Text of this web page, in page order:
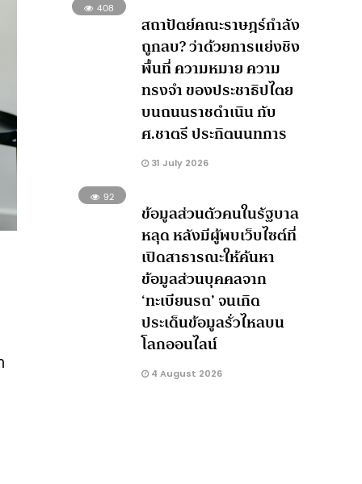
408
สถาปัตย์คณะราษฎร์กำลัง
ถูกลบ? ว่าด้วยการแย่งชิง
พื้นที่ ความหมาย ความ
ทรงจำ ของประชาธิปไตย
บนถนนราชดำเนิน กับ
ศ.ชาตรี ประกิตนนทการ
31 July 2026
92
ข้อมูลส่วนตัวคนในรัฐบาล
หลุด หลังมีผู้พบเว็บไซต์ที่
เปิดสาธารณะให้ค้นหา
ข้อมูลส่วนบุคคลจาก
‘ทะเบียนรถ’ จนเกิด
ประเด็นข้อมูลรั่วไหลบน
โลกออนไลน์
4 August 2026